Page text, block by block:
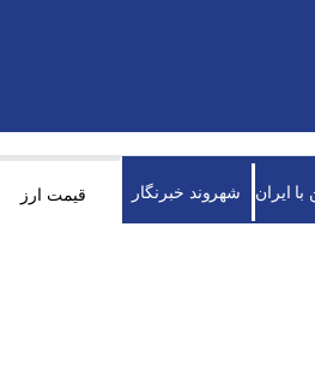
ایران شهروند خبرنگار قیمت ارز